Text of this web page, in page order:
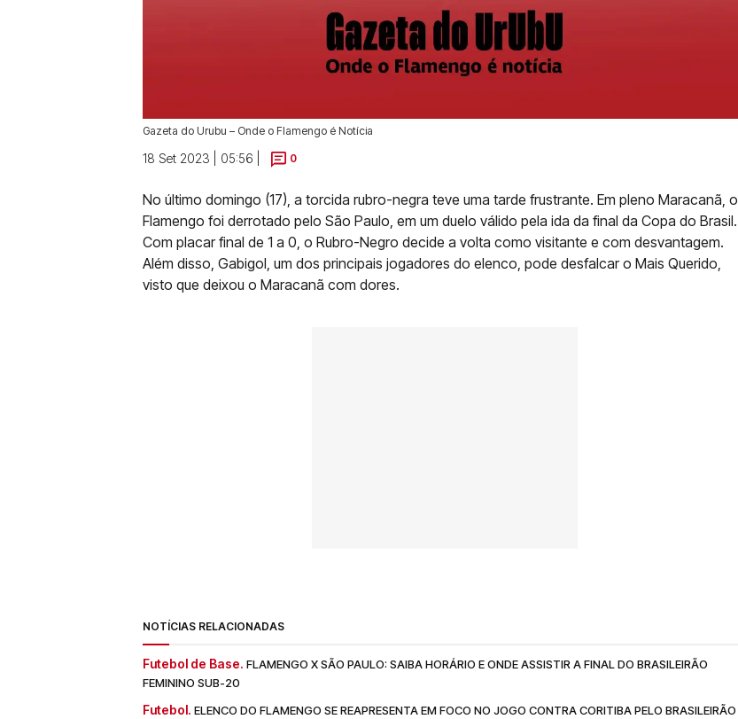
Gazeta do Urubu – Onde o Flamengo é Notícia
18 Set 2023 | 05:56 | 0
No último domingo (17), a torcida rubro-negra teve uma tarde frustrante. Em pleno Maracanã, o
Flamengo foi derrotado pelo São Paulo, em um duelo válido pela ida da final da Copa do Brasil.
Com placar final de 1 a 0, o Rubro-Negro decide a volta como visitante e com desvantagem.
Além disso, Gabigol, um dos principais jogadores do elenco, pode desfalcar o Mais Querido,
visto que deixou o Maracanã com dores.
NOTÍCIAS RELACIONADAS
Futebol de Base. FLAMENGO X SÃO PAULO: SAIBA HORÁRIO E ONDE ASSISTIR A FINAL DO BRASILEIRÃO
FEMININO SUB-20
Futebol. ELENCO DO FLAMENGO SE REAPRESENTA EM FOCO NO JOGO CONTRA CORITIBA PELO BRASILEIRÃO